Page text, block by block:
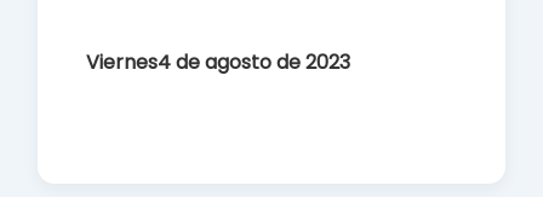
Viernes4 de agosto de 2023